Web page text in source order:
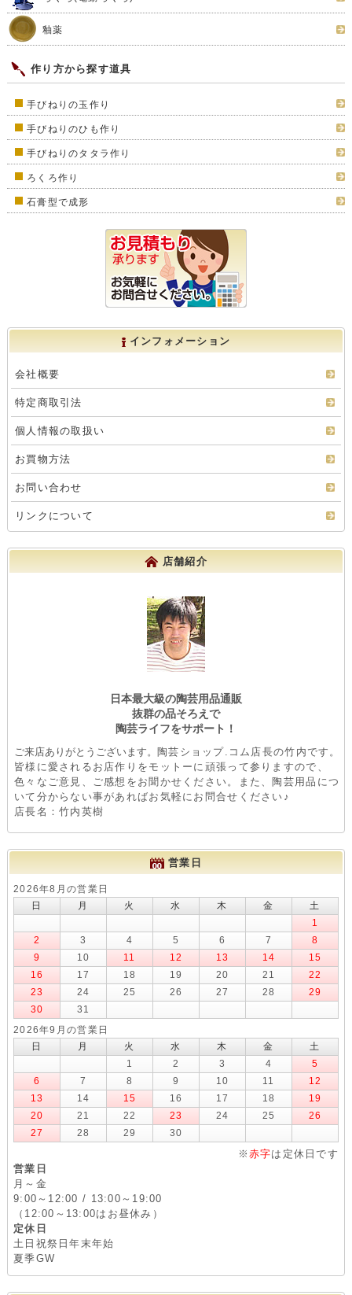
釉薬
作り方から探す道具
手びねりの玉作り
手びねりのひも作り
手びねりのタタラ作り
ろくろ作り
石膏型で成形
インフォメーション
会社概要
特定商取引法
個人情報の取扱い
お買物方法
お問い合わせ
リンクについて
店舗紹介
日本最大級の陶芸用品通販
抜群の品そろえで
陶芸ライフをサポート！
ご来店ありがとうございます。 陶芸ショップ.コム店長の竹内です。
皆様に愛されるお店作りをモットーに頑張って参りますので、
色々なご意見、ご感想をお聞かせください。また、陶芸用品につ
いて分からない事があればお気軽にお問合せください♪
店長名：竹内英樹
営業日
2026年8月の営業日
日
月 火 水 木 金
土
1
2
3 4 5 6 7
8
9
10 11 12 13 14
15
16
17 18 19 20 21
22
23
24 25 26 27 28
29
30
31
2026年9月の営業日
日
月 火 水 木 金
土
1
2 3 4
5
6
7 8 9 10 11
12
13
14 15 16 17 18
19
20
21 22 23 24 25
26
27
28 29 30
※ 赤字は定休日です
営業日
月～金
9:00～12:00 / 13:00～19:00
（12:00～13:00はお昼休み）
定休日
土日祝祭日年末年始
夏季GW